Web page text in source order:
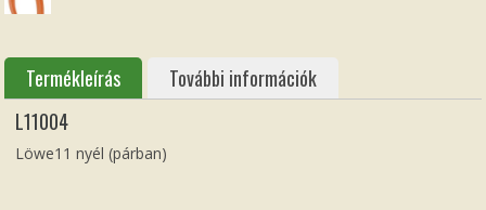
Termékleírás
További információk
L11004
Löwe11 nyél (párban)